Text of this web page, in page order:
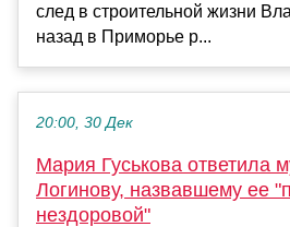
след в строительной жизни
назад в Приморье р...
20:00, 30 Дек
Мария Гуськова ответила
Логинову, назвавшему ее
нездоровой"